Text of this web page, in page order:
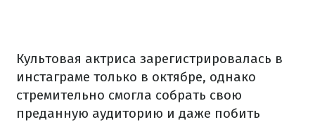
Культовая актриса зарегистрировалась в
инстаграме только в октябре, однако
стремительно смогла собрать свою
преданную аудиторию и даже побить